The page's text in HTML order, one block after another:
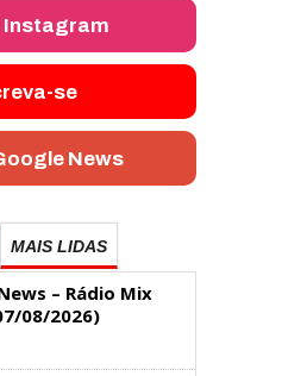
Instagram
se
News
MAIS LIDAS
– Rádio Mix
08/2026)